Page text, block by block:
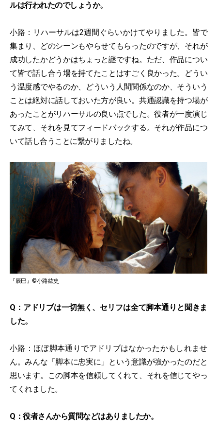
ルは行われたのでしょうか。
小路：リハーサルは2週間ぐらいかけてやりました。皆で
集まり、どのシーンもやらせてもらったのですが、それが
成功したかどうかはちょっと謎ですね。ただ、作品につい
て皆で話し合う場を持てたことはすごく良かった。どうい
う温度感でやるのか、どういう人間関係なのか、そういう
ことは絶対に話しておいた方が良い。共通認識を持つ場が
あったことがリハーサルの良い点でした。役者が一度演じ
てみて、それを見てフィードバックする。それが作品につ
いて話し合うことに繋がりましたね。
『辰巳』©小路紘史
Q：アドリブは一切無く、セリフは全て脚本通りと聞きま
した。
小路：ほぼ脚本通りでアドリブはなかったかもしれませ
ん。みんな「脚本に忠実に」という意識が強かったのだと
思います。この脚本を信頼してくれて、それを信じてやっ
てくれました。
Q：役者さんから質問などはありましたか。